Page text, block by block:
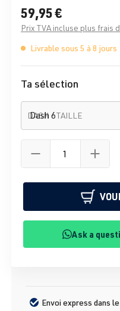
59,95 €
Prix TVA incluse plus frais
Livrable sous 5 à 8 jours
Ta sélection
DASH - TAILLE
Ask a
Envoi express dans